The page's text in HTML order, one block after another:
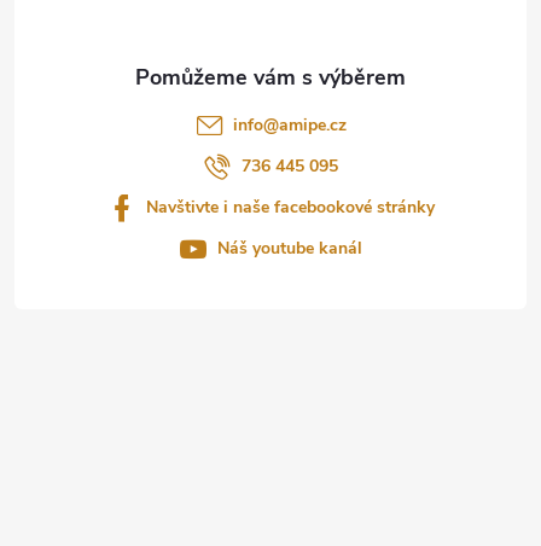
info@amipe.cz
736 445 095
Navštivte i naše facebookové stránky
Náš youtube kanál